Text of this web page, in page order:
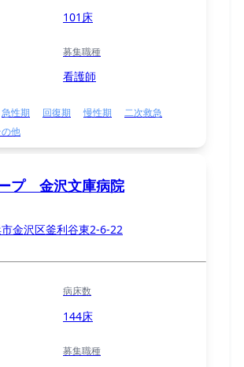
101床
募集職種
看護師
急性期 回復期 慢性期
二次救急
他
プ 金沢文庫病院
金沢区釜利谷東2-6-22
病床数
144床
募集職種